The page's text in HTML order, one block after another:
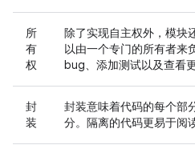
所
有
权
除了实现自主权外，模块
以由一个专门的所有者来
bug、添加测试以及查看更
封
装
封装意味着代码的每个部
分。隔离的代码更易于阅